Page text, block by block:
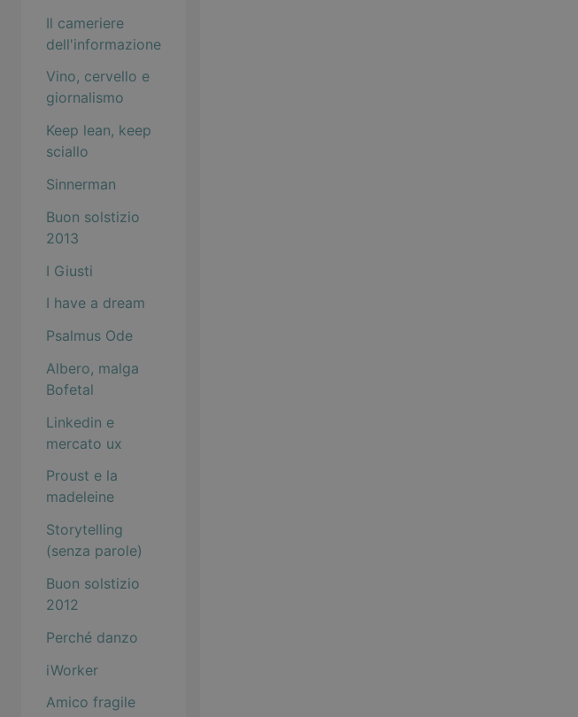
Il cameriere
dell'informazione
Vino, cervello e
giornalismo
Keep lean, keep
sciallo
Sinnerman
Buon solstizio
2013
I Giusti
I have a dream
Psalmus Ode
Albero, malga
Bofetal
Linkedin e
mercato ux
Proust e la
madeleine
Storytelling
(senza parole)
Buon solstizio
2012
Perché danzo
iWorker
Amico fragile